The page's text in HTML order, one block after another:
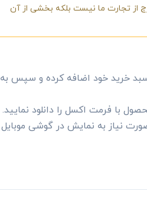
از تجارت ما نیست بلکه بخشی از آن
خرید خود اضافه کرده و سپس به
با فرمت اکسل را دانلود نمایید.
نیاز به نمایش در گوشی موبایل